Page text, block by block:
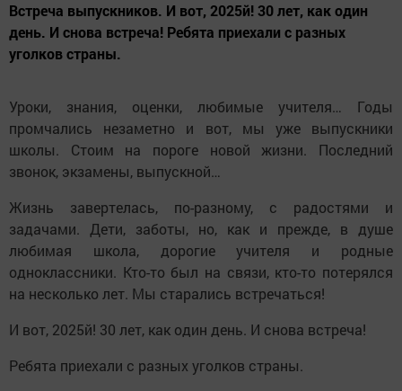
Встреча выпускников. И вот, 2025й! 30 лет, как один
день. И снова встреча! Ребята приехали с разных
уголков страны.
Уроки, знания, оценки, любимые учителя… Годы
промчались незаметно и вот, мы уже выпускники
школы. Стоим на пороге новой жизни. Последний
звонок, экзамены, выпускной…
Жизнь завертелась, по-разному, с радостями и
задачами. Дети, заботы, но, как и прежде, в душе
любимая школа, дорогие учителя и родные
одноклассники. Кто-то был на связи, кто-то потерялся
на несколько лет. Мы старались встречаться!
И вот, 2025й! 30 лет, как один день. И снова встреча!
Ребята приехали с разных уголков страны.